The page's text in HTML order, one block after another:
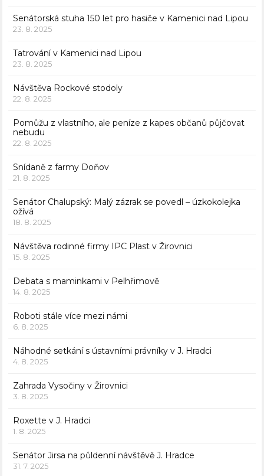
Senátorská stuha 150 let pro hasiče v Kamenici nad Lipou
23. 8. 2025
Tatrování v Kamenici nad Lipou
23. 8. 2025
Návštěva Rockové stodoly
22. 8. 2025
Pomůžu z vlastního, ale peníze z kapes občanů půjčovat
nebudu
22. 8. 2025
Snídaně z farmy Doňov
21. 8. 2025
Senátor Chalupský: Malý zázrak se povedl – úzkokolejka
ožívá
18. 8. 2025
Návštěva rodinné firmy IPC Plast v Žirovnici
15. 8. 2025
Debata s maminkami v Pelhřimově
14. 8. 2025
Roboti stále více mezi námi
6. 8. 2025
Náhodné setkání s ústavními právníky v J. Hradci
4. 8. 2025
Zahrada Vysočiny v Žirovnici
3. 8. 2025
Roxette v J. Hradci
1. 8. 2025
Senátor Jirsa na půldenní návštěvě J. Hradce
31. 7. 2025